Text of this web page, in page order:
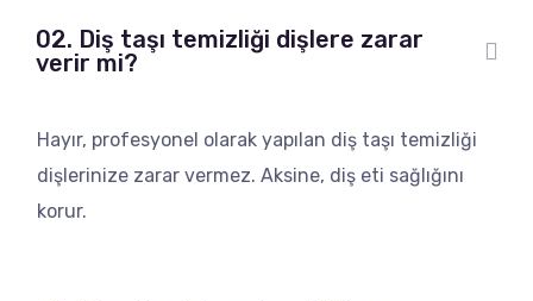
02. Diş taşı temizliği dişlere zarar
verir mi?
Hayır, profesyonel olarak yapılan diş taşı temizliği
dişlerinize zarar vermez. Aksine, diş eti sağlığını
korur.